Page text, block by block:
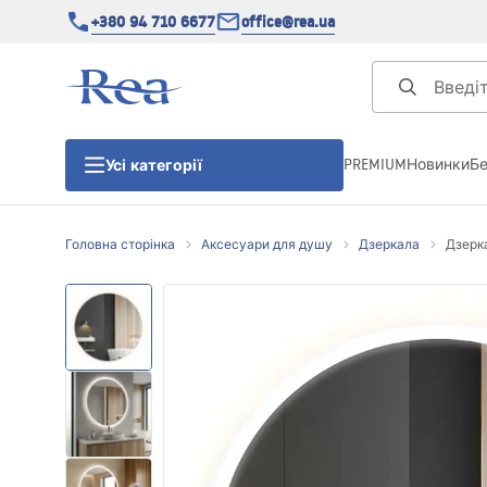
+380 94 710 6677 office@rea.ua
Усі категорії
Душові двері
Душові піддони
Душові лінійні зливи
PREMIUMНовинки
Головна сторінка Аксесуари для душу Дзеркала